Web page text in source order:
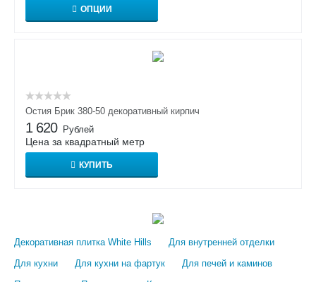
ОПЦИИ
Остия Брик 380-50 декоративный кирпич
1 620 Рублей
Цена за квадратный метр
КУПИТЬ
Декоративная плитка White Hills
Для внутренней отделки
Для кухни
Для кухни на фартук
Для печей и каминов